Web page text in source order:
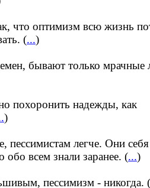
что оптимизм всю жизнь
(...)
бывают только мрачные
похоронить надежды, как
)
пессимистам легче. Они себя
обо всем знали заранее. (...)
пессимизм - никогда. (